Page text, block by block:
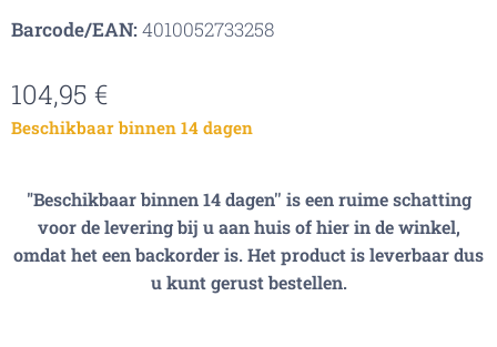
Barcode/EAN:4010052733258
104,95 €
Beschikbaar binnen 14 dagen
"Beschikbaar binnen 14 dagen'' is een ruime schatting
voor de levering bij u aan huis of hier in de winkel,
omdat het een backorder is. Het product is leverbaar dus
u kunt gerust bestellen.